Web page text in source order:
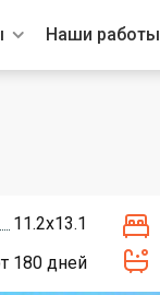
Наши работы
11.2х13.1
180 дней